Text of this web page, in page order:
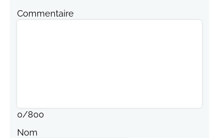
Commentaire
0/800
Nom